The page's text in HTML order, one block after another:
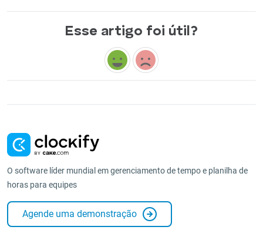
Esse artigo foi útil?
O software líder mundial em gerenciamento de tempo e planilha de
horas para equipes
Agende uma demonstração